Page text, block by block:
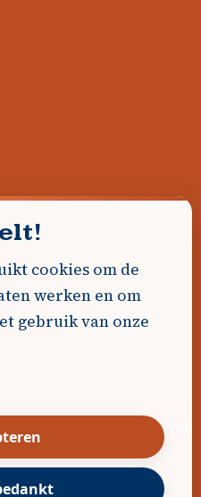
ons!
Algemene voorwaarden
Cookiebeleid|
DavidHosse.net
cookies om de
werken en om
gebruik van onze